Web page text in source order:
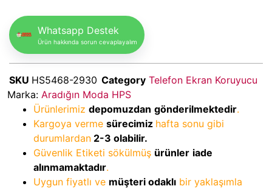
Whatsapp Destek
Ürün hakkında sorun cevaplayalım
SKU HS5468-2930 Category Telefon Ekran Koruyucu
Marka: Aradığın Moda HPS
Ürünlerimiz depomuzdan gönderilmektedir.
Kargoya verme sürecimiz hafta sonu gibi
durumlardan 2-3 olabilir.
Güvenlik Etiketi sökülmüş ürünler iade
alınmamaktadır.
Uygun fiyatlı ve müşteri odaklı bir yaklaşımla